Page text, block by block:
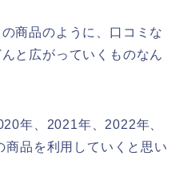
商品のように、口コミな
と広がっていくものなん
年、2021年、2022年、
品を利用していくと思い